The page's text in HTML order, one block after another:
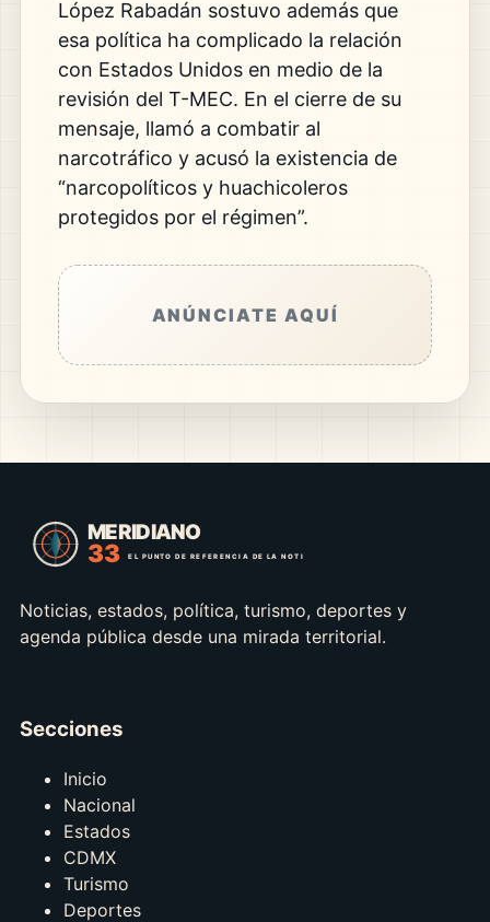
López Rabadán sostuvo además que
esa política ha complicado la relación
con Estados Unidos en medio de la
revisión del T-MEC. En el cierre de su
mensaje, llamó a combatir al
narcotráfico y acusó la existencia de
“narcopolíticos y huachicoleros
protegidos por el régimen”.
ANÚNCIATE AQUÍ
Noticias, estados, política, turismo, deportes y
agenda pública desde una mirada territorial.
Secciones
Inicio
Nacional
Estados
CDMX
Turismo
Deportes